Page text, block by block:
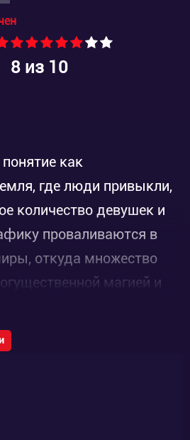
8из 10
как
где люди привыкли,
количество девушек и
проваливаются в
откуда множество
магией и
навыками. Таких так
нельзя сразу
жизнь, поэтому их